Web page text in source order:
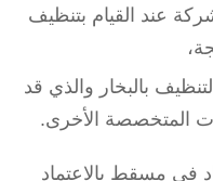
عند القيام بتنظيف
بالبخار والذي قد
المتخصصة الأخرى.
مسقط بالاعتماد